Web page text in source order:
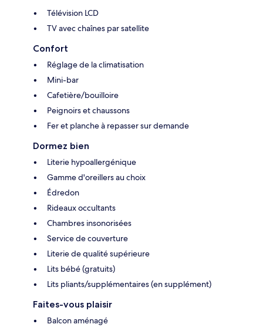
Télévision LCD
TV avec chaînes par satellite
Confort
Réglage de la climatisation
Mini-bar
Cafetière/bouilloire
Peignoirs et chaussons
Fer et planche à repasser sur demande
Dormez bien
Literie hypoallergénique
Gamme d'oreillers au choix
Édredon
Rideaux occultants
Chambres insonorisées
Service de couverture
Literie de qualité supérieure
Lits bébé (gratuits)
Lits pliants/supplémentaires (en supplément)
Faites-vous plaisir
Balcon aménagé